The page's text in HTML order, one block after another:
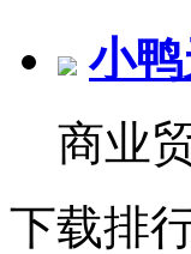
小
商业
下载排